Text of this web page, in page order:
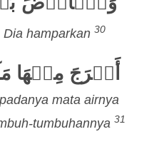
hamparkan 30
أَخۡرَجَ مِنۡهَا
mata airnya
tumbuhannya 31